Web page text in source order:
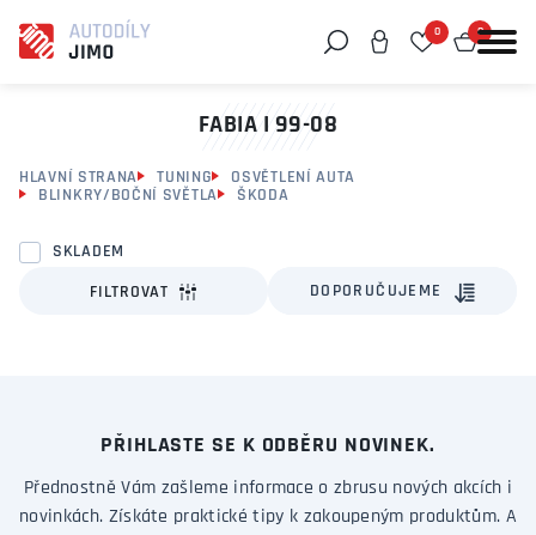
0 0
FABIA I 99-08
HLAVNÍ STRANA TUNING
OSVĚTLENÍ AUTA
BLINKRY/BOČNÍ SVĚTLA
ŠKODA
SKLADEM
FILTROVAT DOPORUČUJEME
PŘIHLASTE SE K ODBĚRU NOVINEK.
Přednostně Vám zašleme informace o zbrusu nových akcích i
novinkách. Získáte praktické tipy k zakoupeným produktům. A